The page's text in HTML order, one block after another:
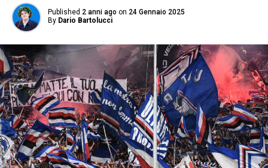
Published 2 anni ago on 24 Gennaio 2025
By Dario Bartolucci